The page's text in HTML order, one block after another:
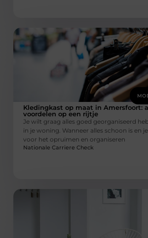
Kledingkast op maat in Amersfoort:
voordelen op een rijtje
Je wilt graag alles goed georganiseerd
in je woning. Wanneer alles schoon is en
voor het opruimen en organiseren
Nationale Carriere Check